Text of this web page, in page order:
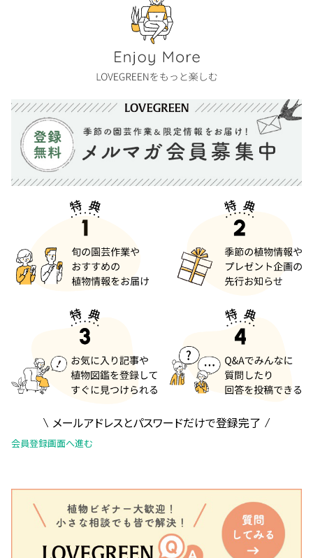
メールアドレスとパスワードだけで登録完了
会員登録画面へ進む